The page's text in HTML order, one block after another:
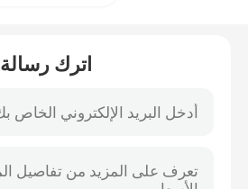
أحذية جلدية عسكرية
أحذية اللباس العسكري
معدات التخييم العسكرية
اترك رسالة